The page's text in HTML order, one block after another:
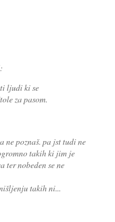
:
ljudi ki se
za pasom.
ne poznaš. pa jst tudi ne
takih ki jim je
ter nobeden se ne
takih ni...